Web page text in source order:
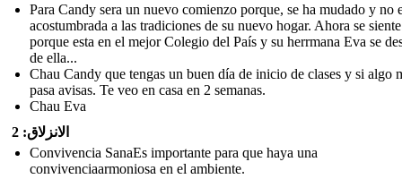
Para Candy sera un nuevo comienzo porque, se ha mudado y no
acostumbrada a las tradiciones de su nuevo hogar. Ahora se
porque esta en el mejor Colegio del País y su herrmana Eva se
de ella...
Chau Candy que tengas un buen día de inicio de clases y si algo
pasa avisas. Te veo en casa en 2 semanas.
Chau Eva
الانزلاق: 2
Convivencia SanaEs importante para que haya una
convivenciaarmoniosa en el ambiente.